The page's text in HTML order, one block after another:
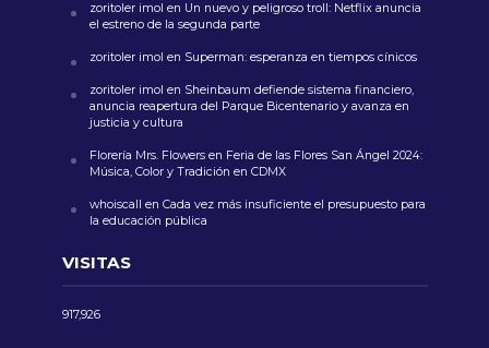
zoritoler imol en Un nuevo y peligroso troll: Netflix anuncia
el estreno de la segunda parte
zoritoler imol en Superman: esperanza en tiempos cínicos
zoritoler imol en Sheinbaum defiende sistema financiero,
anuncia reapertura del Parque Bicentenario y avanza en
justicia y cultura
Florería Mrs. Flowersen Feria de las Flores San Ángel 2024:
Música, Color y Tradición en CDMX
whoiscall en Cada vez más insuficiente el presupuesto para
la educación pública
VISITAS
917,926